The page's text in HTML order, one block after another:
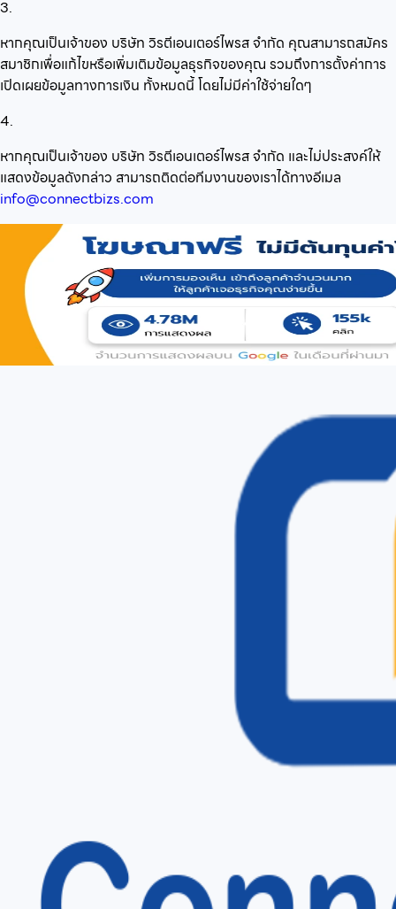
3.
หากคุณเป็นเจ้าของ บริษัท วิรตีเอนเตอร์ไพรส จำกัด คุณสามารถสมัคร
สมาชิกเพื่อแก้ไขหรือเพิ่มเติมข้อมูลธุรกิจของคุณ รวมถึงการตั้งค่าการ
เปิดเผยข้อมูลทางการเงิน ทั้งหมดนี้ โดยไม่มีค่าใช้จ่ายใดๆ
4.
หากคุณเป็นเจ้าของ บริษัท วิรตีเอนเตอร์ไพรส จำกัด และไม่ประสงค์ให้
แสดงข้อมูลดังกล่าว สามารถติดต่อทีมงานของเราได้ทางอีเมล
info@connectbizs.com